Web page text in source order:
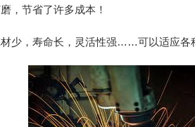
，节省了许多成本！
少，寿命长，灵活性强……可以适应各